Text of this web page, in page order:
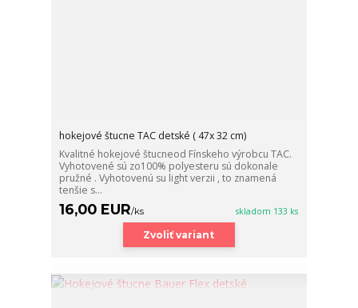
hokejové štucne TAC detské ( 47x 32 cm)
Kvalitné hokejové štucneod Fínskeho výrobcu TAC.
Vyhotovené sú zo100% polyesteru sú dokonale
pružné . Vyhotovenú su light verzii , to znamená
tenšie s...
16,00 EUR/ks skladom 133 ks
Zvoliť variant